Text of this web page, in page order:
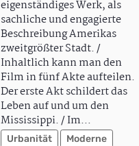
eigenständiges Werk, als
sachliche und engagierte
Beschreibung Amerikas
zweitgrößter Stadt. /
Inhaltlich kann man den
Film in fünf Akte aufteilen.
Der erste Akt schildert das
Leben auf und um den
Mississippi. / Im…
Urbanität
Moderne